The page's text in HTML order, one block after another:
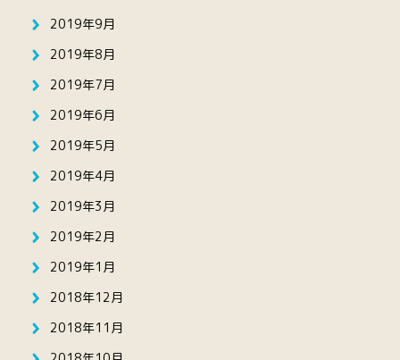
2019年9月
2019年8月
2019年7月
2019年6月
2019年5月
2019年4月
2019年3月
2019年2月
2019年1月
2018年12月
2018年11月